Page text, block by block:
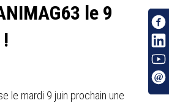
le 9
le mardi 9 juin prochain une